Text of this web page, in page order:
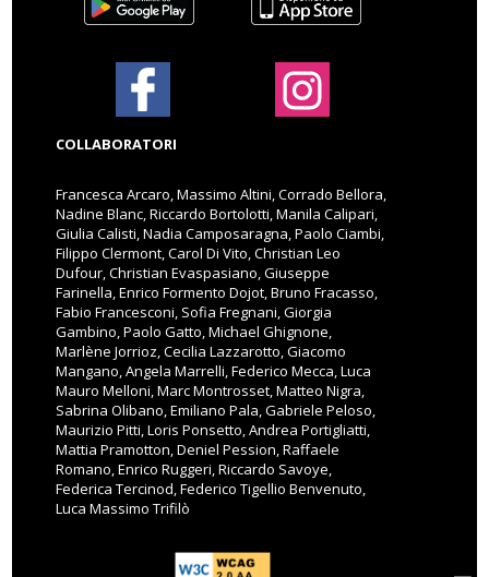
COLLABORATORI
Francesca Arcaro, Massimo Altini, Corrado Bellora,
Nadine Blanc, Riccardo Bortolotti, Manila Calipari,
Giulia Calisti, Nadia Camposaragna, Paolo Ciambi,
Filippo Clermont, Carol Di Vito, Christian Leo
Dufour, Christian Evaspasiano, Giuseppe
Farinella, Enrico Formento Dojot, Bruno Fracasso,
Fabio Francesconi, Sofia Fregnani, Giorgia
Gambino, Paolo Gatto, Michael Ghignone,
Marlène Jorrioz, Cecilia Lazzarotto, Giacomo
Mangano, Angela Marrelli, Federico Mecca, Luca
Mauro Melloni, Marc Montrosset, Matteo Nigra,
Sabrina Olibano, Emiliano Pala, Gabriele Peloso,
Maurizio Pitti, Loris Ponsetto, Andrea Portigliatti,
Mattia Pramotton, Deniel Pession, Raffaele
Romano, Enrico Ruggeri, Riccardo Savoye,
Federica Tercinod, Federico Tigellio Benvenuto,
Luca Massimo Trifilò